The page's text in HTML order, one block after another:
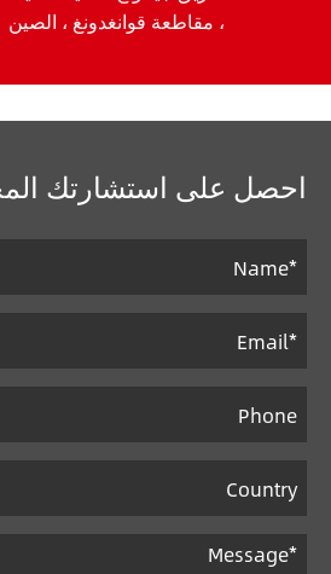
، مقاطعة قوانغدونغ ، الصين
احصل على استشارتك